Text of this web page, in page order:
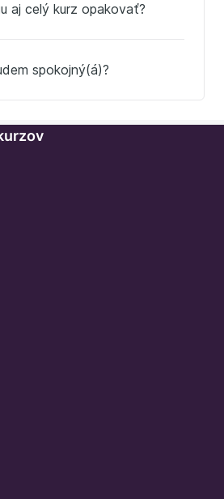
aj celý kurz opakovať?
spokojný(á)?